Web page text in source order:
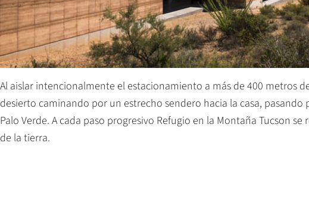
Al aislar intencionalmente el estacionamiento a más de 400 metros
desierto caminando por un estrecho sendero hacia la casa, pasando
Palo Verde. A cada paso progresivo Refugio en la Montaña Tucson
de la tierra.